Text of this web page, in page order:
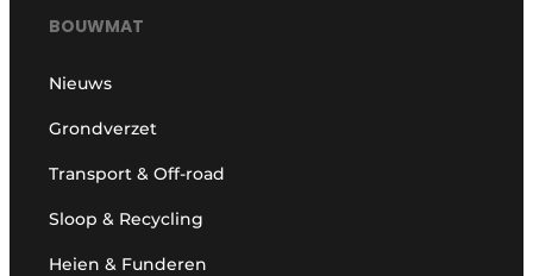
BOUWMAT
Nieuws
Grondverzet
Transport & Off-road
Sloop & Recycling
Heien & Funderen